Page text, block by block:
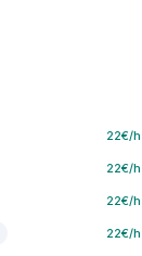
22€/h
22€/h
22€/h
22€/h